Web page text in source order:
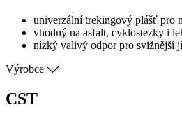
univerzální trekingový plášť pro
vhodný na asfalt, cyklostezky i
nízký valivý odpor pro svižnější
Výrobce
CST